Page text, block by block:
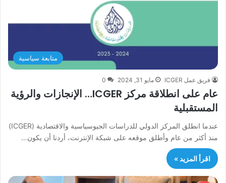
متابعة سياسية
فريق عمل ICGER مايو 31, 2024 0
عام على انطلاقة مركز ICGER… الإنجازات والرؤية
المستقبلية
عندما انطلق المركز الدولي للدراسات الجيوسياسية والاقتصادية (ICGER)
منذ أكثر من عام وأطلق موقعه على شبكة الإنترنت، أردنا أن يكون…
اقرأ المزيد »